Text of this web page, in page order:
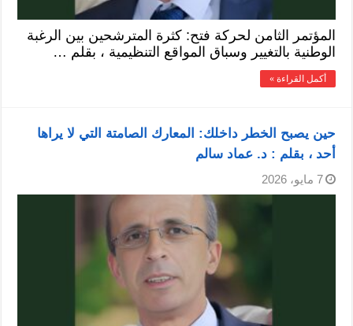
المؤتمر الثامن لحركة فتح: كثرة المترشحين بين الرغبة
الوطنية بالتغيير وسباق المواقع التنظيمية ، بقلم …
أكمل القراءة »
حين يصبح الخطر داخلك: المعارك الصامتة التي لا يراها
أحد ، بقلم : د. عماد سالم
7 مايو، 2026